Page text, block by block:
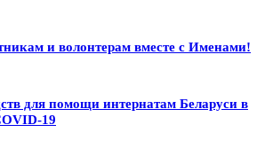
и волонтерам вместе с Именами!
для помощи интернатам Беларуси в
19